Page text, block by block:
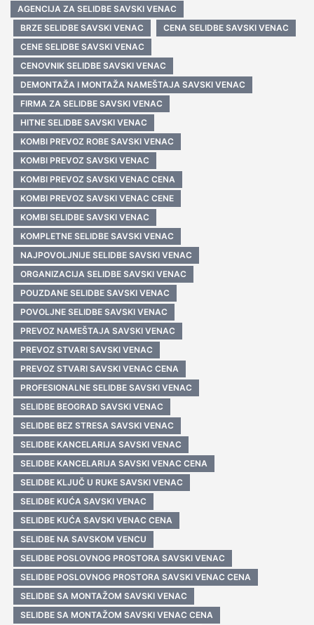
AGENCIJA ZA SELIDBE SAVSKI VENAC
BRZE SELIDBE SAVSKI VENAC
CENA SELIDBE SAVSKI VENAC
CENE SELIDBE SAVSKI VENAC
CENOVNIK SELIDBE SAVSKI VENAC
DEMONTAŽA I MONTAŽA NAMEŠTAJA SAVSKI VENAC
FIRMA ZA SELIDBE SAVSKI VENAC
HITNE SELIDBE SAVSKI VENAC
KOMBI PREVOZ ROBE SAVSKI VENAC
KOMBI PREVOZ SAVSKI VENAC
KOMBI PREVOZ SAVSKI VENAC CENA
KOMBI PREVOZ SAVSKI VENAC CENE
KOMBI SELIDBE SAVSKI VENAC
KOMPLETNE SELIDBE SAVSKI VENAC
NAJPOVOLJNIJE SELIDBE SAVSKI VENAC
ORGANIZACIJA SELIDBE SAVSKI VENAC
POUZDANE SELIDBE SAVSKI VENAC
POVOLJNE SELIDBE SAVSKI VENAC
PREVOZ NAMEŠTAJA SAVSKI VENAC
PREVOZ STVARI SAVSKI VENAC
PREVOZ STVARI SAVSKI VENAC CENA
PROFESIONALNE SELIDBE SAVSKI VENAC
SELIDBE BEOGRAD SAVSKI VENAC
SELIDBE BEZ STRESA SAVSKI VENAC
SELIDBE KANCELARIJA SAVSKI VENAC
SELIDBE KANCELARIJA SAVSKI VENAC CENA
SELIDBE KLJUČ U RUKE SAVSKI VENAC
SELIDBE KUĆA SAVSKI VENAC
SELIDBE KUĆA SAVSKI VENAC CENA
SELIDBE NA SAVSKOM VENCU
SELIDBE POSLOVNOG PROSTORA SAVSKI VENAC
SELIDBE POSLOVNOG PROSTORA SAVSKI VENAC CENA
SELIDBE SA MONTAŽOM SAVSKI VENAC
SELIDBE SA MONTAŽOM SAVSKI VENAC CENA